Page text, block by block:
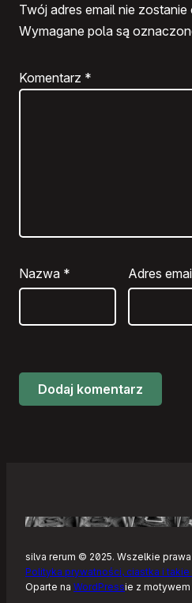
Twój adres email nie
Wymagane pola są
Komentarz *
Nazwa * Adres
silva rerum © 2025. Wszelkie
Polityka prywatności, ciastka i takie
Oparte na WordPressie z motywem